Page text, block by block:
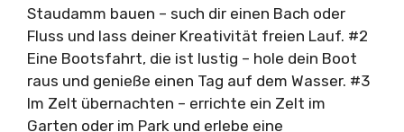
Staudamm bauen – such dir einen Bach oder
Fluss und lass deiner Kreativität freien Lauf. #2
Eine Bootsfahrt, die ist lustig – hole dein Boot
raus und genieße einen Tag auf dem Wasser. #3
Im Zelt übernachten – errichte ein Zelt im
Garten oder im Park und erlebe eine